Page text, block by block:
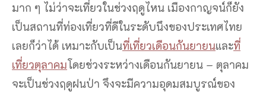
มาก ๆ ไม่ว่าจะเที่ยวในช่วงฤดูไหน เมืองกาญจน์ก็ยัง
เป็นสถานที่ท่องเที่ยวที่ดีในระดับนึงของประเทศไทย
เลยก็ว่าได้ เหมาะกับเป็นที่เที่ยวเดือนกันยายนและที่
เที่ยวตุลาคมโดยช่วงระหว่างเดือนกันยายน – ตุลาคม
จะเป็นช่วงฤดูฝนป่า จึงจะมีความอุดมสมบูรณ์ของ